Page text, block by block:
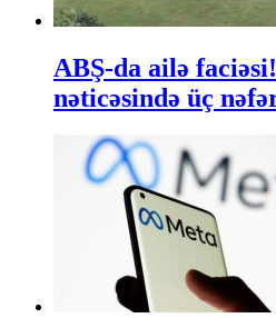
ABŞ-da ailə
nəticəsində üç